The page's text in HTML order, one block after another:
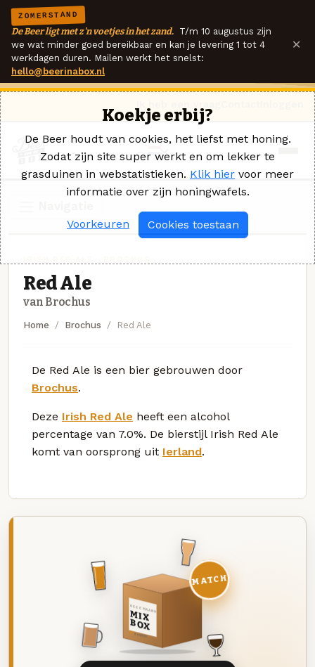
ZOMERSTAND
De Beer ligt met z'n voetjes in het zand. T/m 10 augustus zijn
we wat minder goed bereikbaar en kan je levering 1 tot 4
werkdagen duren. Mailen werkt het snelst:
hello@beerinabox.nl
×
Red Ale
van Brochus
Home Brochus Red Ale
De Red Ale is een bier gebrouwen door
Brochus.
Deze Irish Red Ale heeft een alcohol
percentage van 7.0%. De bierstijl Irish Red Ale
komt van oorsprong uit Ierland.
DEZE MAAND
MIX
BOX
8 BIEREN
MATCH
Koekje erbij?
De Beer houdt van cookies, het liefst met honing.
Zodat zijn site super werkt en om lekker te
grasduinen in webstatistieken. Klik hier voor meer
informatie over zijn honingwafels.
Voorkeuren Cookies toestaan